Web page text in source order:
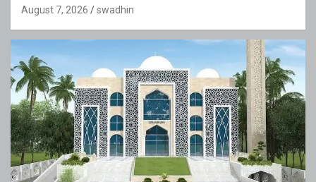
August 7, 2026 swadhin